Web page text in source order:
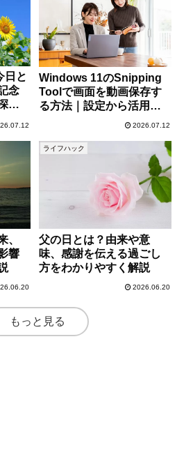
日と
念
掘
Windows 11のSnipping
Toolで画面を動画保存す
る方法｜設定から活用ま
2026.07.12
、
響
ライフハック
父の日とは？由来や意
味、感謝を伝える過ごし
方をわかりやすく解説
2026.06.20
もっと見る